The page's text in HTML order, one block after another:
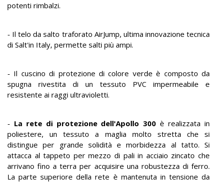
potenti rimbalzi.
- Il telo da salto traforato AirJump, ultima innovazione tecnica
di Salt'in Italy, permette salti più ampi.
- Il cuscino di protezione di colore verde è composto da
spugna rivestita di un tessuto PVC impermeabile e
resistente ai raggi ultravioletti.
- La rete di protezione dell'Apollo 300 è realizzata in
poliestere, un tessuto a maglia molto stretta che si
distingue per grande solidità e morbidezza al tatto. Si
attacca al tappeto per mezzo di pali in acciaio zincato che
arrivano fino a terra per acquisire una robustezza di ferro.
La parte superiore della rete è mantenuta in tensione da